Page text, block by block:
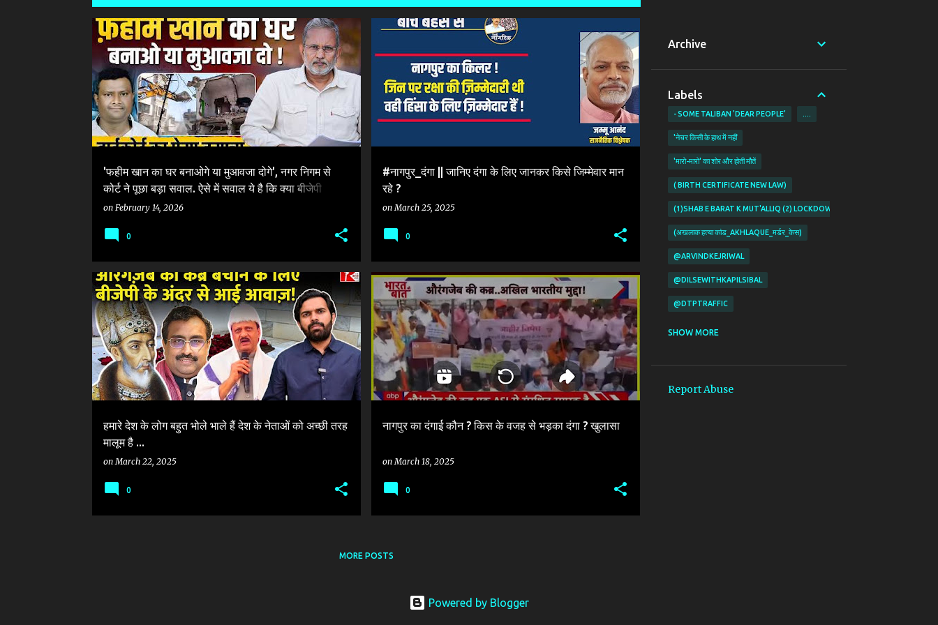
P
o
s
t
s
'फहीम खान का घर बनाओगे या मुआवजा दोगे', नगर निगम से
कोर्ट ने पूछा बड़ा सवाल. ऐसे में सवाल ये है कि क्या बीजेपी
सरकार सुप्रीम कोर्ट के नियमों से ऊपर हो गई है ?
on February 14, 2026
AURANGZEB KA QABR AUR NAGPUR DANGA नागपुर
0
#नागपुर_दंगा || जानिए दंगा के लिए जानकर किसे जिम्मेवार मान
रहे ?
onMarch 25, 2025
AURANGZEB KA QABR AUR NAGPUR DANGA
0
हमारे देश के लोग बहुत भोले भाले हैं देश के नेताओं को अच्छी तरह
मालूम है ...
onMarch 22, 2025
AURANGZEB KA QABR AUR NAGPUR DANGA +
0
नागपुर का दंगाई कौन ? किस के वजह से भड़का दंगा ? खुलासा
onMarch 18, 2025
AURANGZEB KA QABR AUR NAGPUR DANGA +1
0
MORE POSTS
Archive
Labels
- SOME TALIBAN 'DEAR PEOPLE'
'नेचर किसी के हाथ में नहीं
'मारो-मारो' का शोर और होती मौतें
( BIRTH CERTIFICATE NEW LAW)
(1)SHAB E BARAT K MUT'ALLIQ (2) LOCKDOWN KI PABANDIYON K
(अखलाक हत्या कांड_AKHLAQUE_मर्डर_केस)
@ARVINDKEJRIWAL
@DILSEWITHKAPILSIBAL
@DTPTRAFFIC
SHOW MORE
Report Abuse
Powered by Blogger